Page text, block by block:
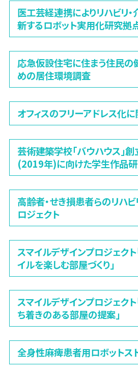
医工芸経連携によりリハビリ
新するロボット実用化研究拠
応急仮設住宅に住まう住民の
めの居住環境調査
オフィスのフリーアドレス化
芸術建築学校「バウハウス」
(2019年)に向けた学生作品
高齢者・せき損患者らのリハ
ロジェクト
スマイルデザインプロジェク
イルを楽しむ部屋づくり」
スマイルデザインプロジェク
ち着きのある部屋の提案」
全身性麻痺患者用ロボットス